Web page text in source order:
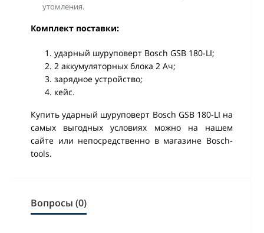
утомления.
Комплект поставки:
ударный шуруповерт Bosch GSB 180-LI;
2 аккумуляторных блока 2 Ач;
зарядное устройство;
кейс.
Купить ударный шуруповерт Bosch GSB 180-LI на
самых выгодных условиях можно на нашем
сайте или непосредственно в магазине Bosch-
tools.
Вопросы (0)